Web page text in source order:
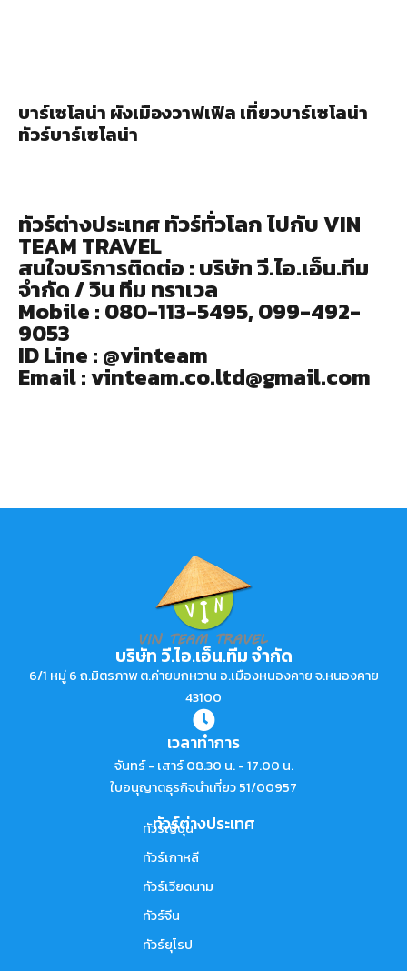
บาร์เซโลน่า ผังเมืองวาฟเฟิล เที่ยวบาร์เซโลน่า
ทัวร์บาร์เซโลน่า
ทัวร์ต่างประเทศ ทัวร์ทั่วโลก ไปกับ VIN
TEAM TRAVEL
สนใจบริการติดต่อ : บริษัท วี.ไอ.เอ็น.ทีม
จำกัด / วิน ทีม ทราเวล
Mobile : 080-113-5495, 099-492-
9053
ID Line : @vinteam
Email : vinteam.co.ltd@gmail.com
บริษัท วี.ไอ.เอ็น.ทีม จำกัด
6/1 หมู่ 6 ถ.มิตรภาพ ต.ค่ายบกหวาน อ.เมืองหนองคาย จ.หนองคาย
43100
เวลาทำการ
จันทร์ - เสาร์ 08.30 น. - 17.00 น.
ใบอนุญาตธุรกิจนำเที่ยว 51/00957
ทัวร์ต่างประเทศ
ทัวร์ญี่ปุ่น
ทัวร์เกาหลี
ทัวร์เวียดนาม
ทัวร์จีน
ทัวร์ยุโรป